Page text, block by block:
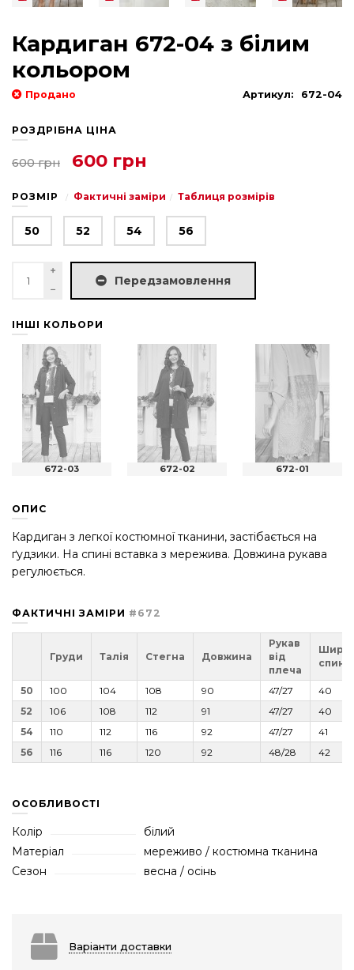
Кардиган 672-04 з білим
кольором
Продано Артикул: 672-04
РОЗДРІБНА ЦІНА
600 грн 600 грн
РОЗМІР Фактичні заміри Таблиця розмірів
50 52 54 56
Передзамовлення
ІНШІ КОЛЬОРИ
672-03 672-02 672-01
ОПИС
Кардиган з легкої костюмної тканини, застібається на
ґудзики. На спині вставка з мережива. Довжина рукава
регулюється.
ФАКТИЧНІ ЗАМІРИ #672
Груди Талія Стегна Довжина
Рукав
від
плеча
спини
50 100 104 108 90 47/27
40
52
106 108 112 91 47/27
40
54
110 112 116 92 47/27
41
56
116 116 120 92 48/28 42
ОСОБЛИВОСТІ
Колір
білий
Матеріал
мереживо / костюмна тканина
Сезон
весна / осінь
Варіанти доставки